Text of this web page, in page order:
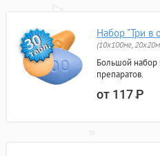
Набор "Три в
(10x100мг,
Большой набор
препаратов.
от 117Р